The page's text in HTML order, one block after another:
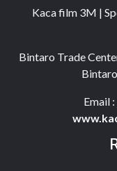
Kaca film 3M |
Bintaro Trade
Email